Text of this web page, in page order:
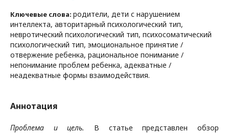
Ключевые слова: родители, дети с нарушением
интеллекта, авторитарный психологический тип,
невротический психологический тип, психосоматический
психологический тип, эмоциональное принятие /
отвержение ребенка, рациональное понимание /
непонимание проблем ребенка, адекватные /
неадекватные формы взаимодействия.
Аннотация
Проблема и цель. В статье представлен обзор